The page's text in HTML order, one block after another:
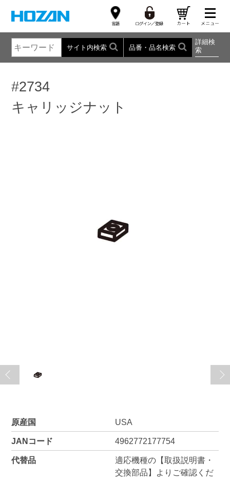
サイト内検索 品番・品名検索
詳細検
索
#2734
キャリッジナット
原産国 USA
JANコード 4962772177754
代替品
適応機種の【取扱説明書・
交換部品】よりご確認くだ